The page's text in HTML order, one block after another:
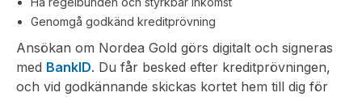
Genomgå godkänd kreditprövning
Ansökan om Nordea Gold görs digitalt och signeras
med BankID. Du får besked efter kreditprövningen,
och vid godkännande skickas kortet hem till dig för